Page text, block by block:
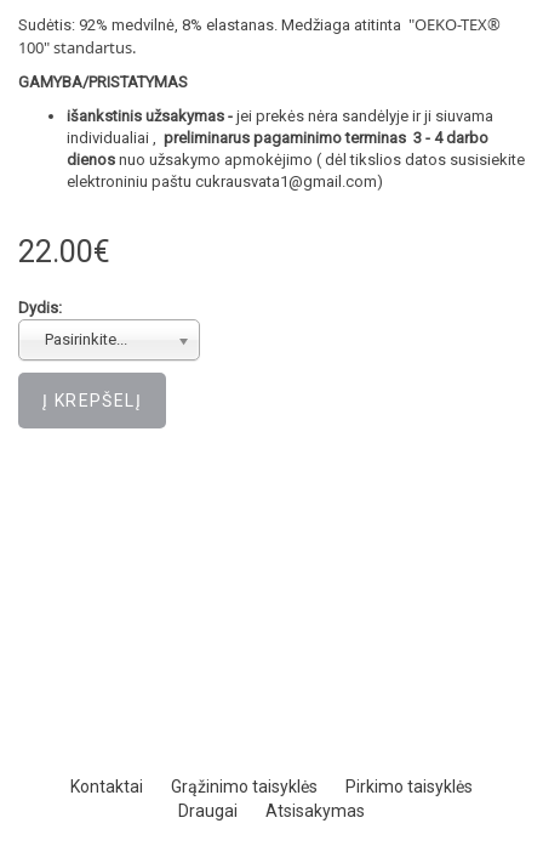
Sudėtis: 92% medvilnė, 8% elastanas. Medžiaga atitinta "OEKO-TEX®
100" standartus.
GAMYBA/PRISTATYMAS
išankstinis užsakymas - jei prekės nėra sandėlyje ir ji siuvama
individualiai , preliminarus pagaminimo terminas 3 - 4 darbo
dienos nuo užsakymo apmokėjimo ( dėl tikslios datos susisiekite
elektroniniu paštu cukrausvata1@gmail.com)
22.00€
Dydis:
Pasirinkite...
Kontaktai Grąžinimo taisyklės
Pirkimo taisyklės
Draugai
Atsisakymas